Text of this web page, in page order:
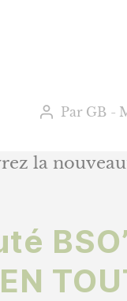
Auteur
Par GB -
la